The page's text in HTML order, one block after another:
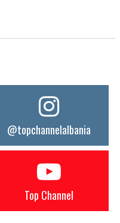
@topchannelalbania
Top Channel